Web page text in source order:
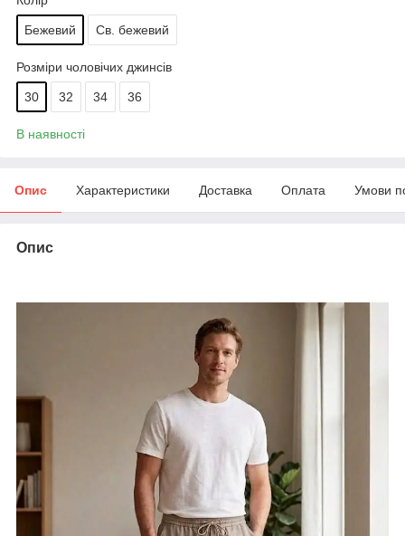
Бежевий Св. бежевий
Розміри чоловічих джинсів
30 32 34 36
В наявності
Опис Характеристики Доставка Оплата Умови
Опис